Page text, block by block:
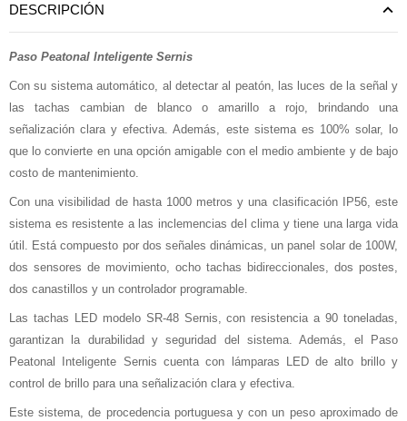
DESCRIPCIÓN
Paso Peatonal Inteligente Sernis
Con su sistema automático, al detectar al peatón, las luces de la señal y
las tachas cambian de blanco o amarillo a rojo, brindando una
señalización clara y efectiva. Además, este sistema es 100% solar, lo
que lo convierte en una opción amigable con el medio ambiente y de bajo
costo de mantenimiento.
Con una visibilidad de hasta 1000 metros y una clasificación IP56, este
sistema es resistente a las inclemencias del clima y tiene una larga vida
útil. Está compuesto por dos señales dinámicas, un panel solar de 100W,
dos sensores de movimiento, ocho tachas bidireccionales, dos postes,
dos canastillos y un controlador programable.
Las tachas LED modelo SR-48 Sernis, con resistencia a 90 toneladas,
garantizan la durabilidad y seguridad del sistema. Además, el Paso
Peatonal Inteligente Sernis cuenta con lámparas LED de alto brillo y
control de brillo para una señalización clara y efectiva.
Este sistema, de procedencia portuguesa y con un peso aproximado de